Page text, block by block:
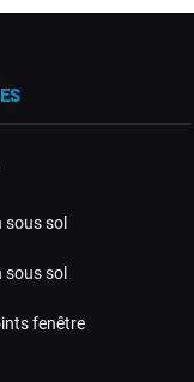
sous sol
sous sol
fenêtre